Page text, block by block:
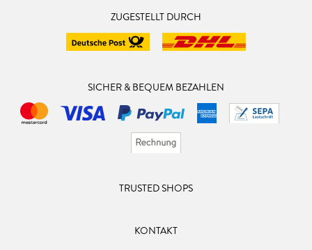
ZUGESTELLT DURCH
SICHER & BEQUEM BEZAHLEN
TRUSTED SHOPS
KONTAKT